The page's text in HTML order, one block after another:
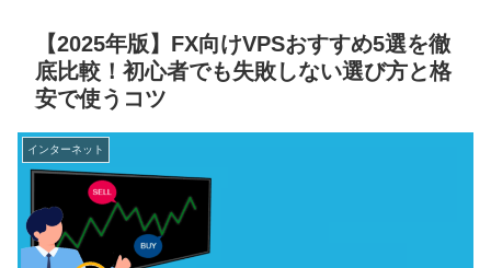
【2025年版】FX向けVPSおすすめ5選を徹
底比較！初心者でも失敗しない選び方と格
安で使うコツ
インターネット